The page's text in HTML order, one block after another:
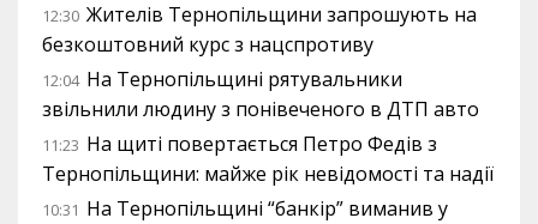
12:30 Жителів Тернопільщини запрошують на
безкоштовний курс з нацспротиву
12:04 На Тернопільщині рятувальники
звільнили людину з понівеченого в ДТП авто
11:23 На щиті повертається Петро Федів з
Тернопільщини: майже рік невідомості та надії
10:31 На Тернопільщині “банкір” виманив у